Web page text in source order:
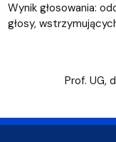
Wynik głosowania:
głosy,
Prof. UG,